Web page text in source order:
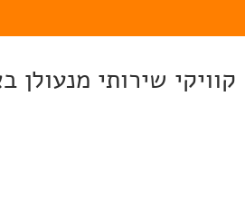
קוויקי שירותי מנעולן